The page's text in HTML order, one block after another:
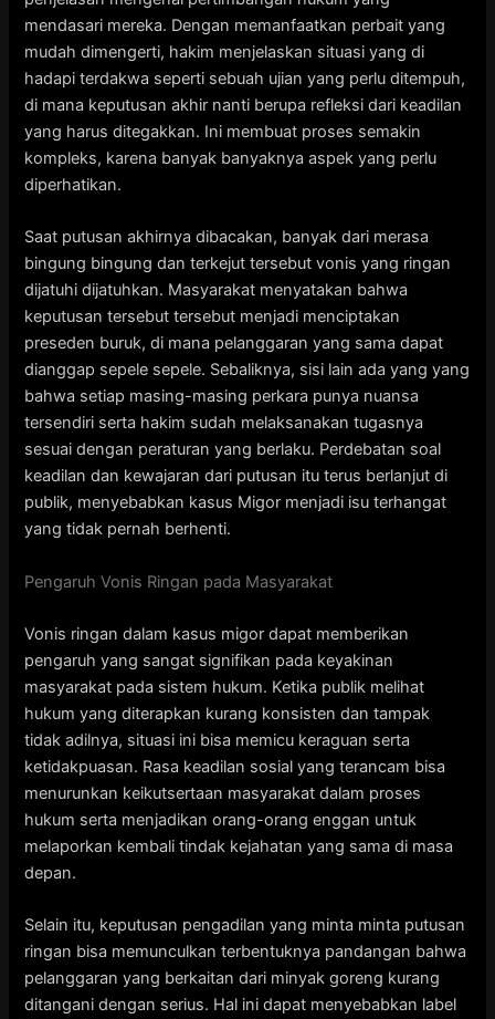
mendasari mereka. Dengan memanfaatkan perbait yang
mudah dimengerti, hakim menjelaskan situasi yang di
hadapi terdakwa seperti sebuah ujian yang perlu ditempuh,
di mana keputusan akhir nanti berupa refleksi dari keadilan
yang harus ditegakkan. Ini membuat proses semakin
kompleks, karena banyak banyaknya aspek yang perlu
diperhatikan.
Saat putusan akhirnya dibacakan, banyak dari merasa
bingung bingung dan terkejut tersebut vonis yang ringan
dijatuhi dijatuhkan. Masyarakat menyatakan bahwa
keputusan tersebut tersebut menjadi menciptakan
preseden buruk, di mana pelanggaran yang sama dapat
dianggap sepele sepele. Sebaliknya, sisi lain ada yang yang
bahwa setiap masing-masing perkara punya nuansa
tersendiri serta hakim sudah melaksanakan tugasnya
sesuai dengan peraturan yang berlaku. Perdebatan soal
keadilan dan kewajaran dari putusan itu terus berlanjut di
publik, menyebabkan kasus Migor menjadi isu terhangat
yang tidak pernah berhenti.
Pengaruh Vonis Ringan pada Masyarakat
Vonis ringan dalam kasus migor dapat memberikan
pengaruh yang sangat signifikan pada keyakinan
masyarakat pada sistem hukum. Ketika publik melihat
hukum yang diterapkan kurang konsisten dan tampak
tidak adilnya, situasi ini bisa memicu keraguan serta
ketidakpuasan. Rasa keadilan sosial yang terancam bisa
menurunkan keikutsertaan masyarakat dalam proses
hukum serta menjadikan orang-orang enggan untuk
melaporkan kembali tindak kejahatan yang sama di masa
depan.
Selain itu, keputusan pengadilan yang minta minta putusan
ringan bisa memunculkan terbentuknya pandangan bahwa
pelanggaran yang berkaitan dari minyak goreng kurang
ditangani dengan serius. Hal ini dapat menyebabkan label